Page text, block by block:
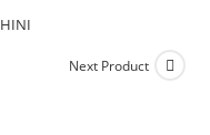
Next Product